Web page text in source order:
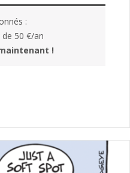
:
50 €/an
!